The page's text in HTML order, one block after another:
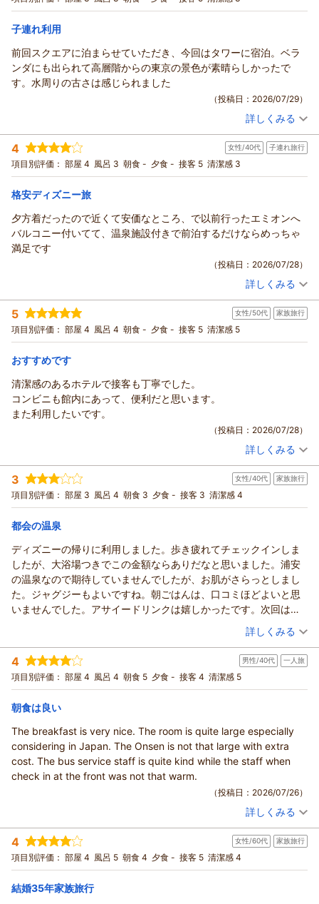
これからも「また来たい」と思っていただけるよう、より一層
ご満足いただけるホテルづくりに励んでまいります。
（返信日：2026/08/02）
まり）
トリプル 食事なし
宿泊価格帯：
ホテル エミオン 東京ベイからの返信
この度はホテルエミオン東京ベイをご利用いただき誠にありが
とうございます。
ご滞在中は多岐に渡りご満足いただけた様子を拝見し、大変う
お書きいただきました通り、館内コンビニエンスストアでは冷
凍ドリンクを取り扱っております。
また、冷凍品をお持ちの場合はベルデスクにてお預かりさせて
いただきますので、お気軽にお声がけください。
またのご来館をスタッフ一同、心よりお待ち申し上げておりま
（返信日：2026/08/02）
子連れ利用
前回スクエアに泊まらせていただき、今回はタワーに宿泊。ベラ
ンダにも出られて高層階からの東京の景色が素晴らしかったで
す。水周りの古さは感じられました
（投稿日：2026/07/29）
投稿者： .さん(女性/30代)
宿泊プラン： 【じゃらんのお得な10日間】無料シャトルバス運行あり★素泊
まりプラン
ツイン 食事なし
宿泊価格帯： 8,001～9,000円(大人一人あたり/税込)
この度もホテルエミオン東京ベイにご宿泊いただき誠にありが
とうございます。
今回ご宿泊いただいた「コーナーテラスルーム」は、広さ44平
米で大きな窓と２面のバルコニーがある大変人気の客室タイプ
これからも、皆様にご満足いただけるホテルを目指してまいり
ます。
次回のご宿泊も、心よりお待ち申し上げております。
詳しくみる
4 女性/40代 子連れ旅行
項目別評価： 部屋 4 風呂 3 朝食 - 夕食 - 接客 5 清潔感 3
格安ディズニー旅
夕方着だったので近くて安価なところ、で以前行ったエミオンへ
バルコニー付いてて、温泉施設付きで前泊するだけならめっちゃ
満足です
（投稿日：2026/07/28）
投稿者： ちえみさん(女性/40代)
宿泊プラン： エミオン☆シンプルステイプラン（朝食付き）
その他
朝のみ
宿泊価格帯： 8,001～9,000円(大人一人あたり/税込)
この度もホテルエミオン東京ベイをご利用いただき誠にありが
とうございます。
快適にご滞在いただけた様子を伺い、大変嬉しく思います。
またのお越しを心よりお待ちしております。
（返信日：2026/08/02）
詳しくみる
5 女性/50代 家族旅行
項目別評価： 部屋 4 風呂 4 朝食 - 夕食 - 接客 5 清潔感 5
おすすめです
清潔感のあるホテルで接客も丁寧でした。
コンビニも館内にあって、便利だと思います。
また利用したいです。
（投稿日：2026/07/28）
投稿者： さくらさん(女性/50代)
宿泊プラン： 【じゃらんスペシャルウィーク】★シンプルステイプラン
★（素泊まり）
トリプル 食事なし
宿泊価格帯： 9,001～10,000円(大人一人あたり/税込)
この度はホテルエミオン東京ベイにご宿泊いただき、誠にあり
がとうございます。
多岐に渡りご満足いただけている様子を拝見し、大変嬉しく存
じます。
これからも多くのお客様が快適にお過ごしいただけるホテル創
またのお越しをスタッフ一同心よりお待ち申し上げておりま
す。
（返信日：2026/08/02）
詳しくみる
3 女性/40代 家族旅行
項目別評価： 部屋 3 風呂 4 朝食 3 夕食 - 接客 3 清潔感 4
都会の温泉
ディズニーの帰りに利用しました。歩き疲れてチェックインしま
したが、大浴場つきでこの金額ならありだなと思いました。浦安
の温泉なので期待していませんでしたが、お肌がさらっとしまし
た。ジャグジーもよいですね。朝ごはんは、口コミほどよいと思
いませんでした。アサイードリンクは嬉しかったです。次回はタ
（投稿日：2026/07/26）
宿泊時期： 2026年07月宿泊 (家族旅行)
投稿者： ミンミンさん
宿泊プラン： 【じゃらんスペシャルオファー】天然温泉付き大浴場でリフレ
ッシュステイ（朝食付き）
トリプル 朝のみ
宿泊価格帯：
ホテル エミオン 東京ベイからの返信
この度は、ホテルエミオン東京ベイをご利用いただきまして、
誠にありがとうございます。
天然温泉付き大浴場にご満足いただけたご様子を伺い大変嬉し
天然温泉は地下1500メートルより汲み上げており、からだの芯
までリラックスしていただけると、多くのお客様よりご好評を
いただいております。
しかしながら、ご朝食に関しましてご期待に沿えず申し訳ござ
いませんでした。
いただいたご意見は、今後の運営の参考とさせていただきま
詳しくみる
4 男性/40代 一人旅
項目別評価： 部屋 4 風呂 4 朝食 5 夕食 - 接客 4 清潔感 5
朝食は良い
The breakfast is very nice. The room is quite large especially
considering in Japan. The Onsen is not that large with extra
cost. The bus service staff is quite kind while the staff when
check in at the front was not that warm.
（投稿日：2026/07/26）
投稿者： skyblueさん(男性/40代)
宿泊プラン： 【じゃらんスペシャルウィーク】★お得にステイプラン☆（朝
食付き）
ツイン 朝のみ
宿泊価格帯： 21,001～22,000円(大人一人あたり/税込)
詳しくみる
4 女性/60代 家族旅行
項目別評価： 部屋 4 風呂 5 朝食 4 夕食 - 接客 5 清潔感 4
結婚35年家族旅行